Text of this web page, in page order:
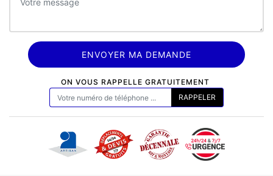
ON VOUS RAPPELLE GRATUITEMENT